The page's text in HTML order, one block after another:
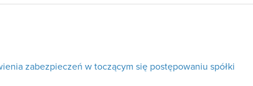
zabezpieczeń w toczącym się postępowaniu spółki